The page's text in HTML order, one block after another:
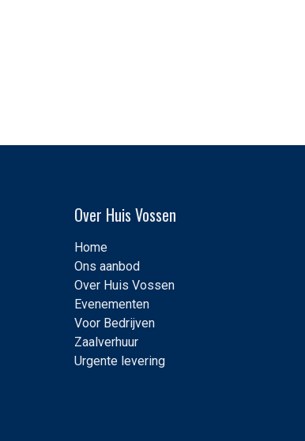
Over Huis Vossen
Home
Ons aanbod
Over Huis Vossen
Evenementen
Voor Bedrijven
Zaalverhuur
Urgente levering